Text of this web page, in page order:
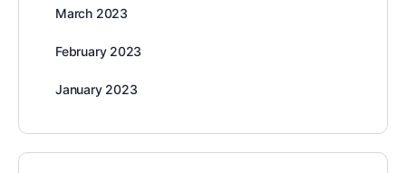
March 2023
February 2023
January 2023